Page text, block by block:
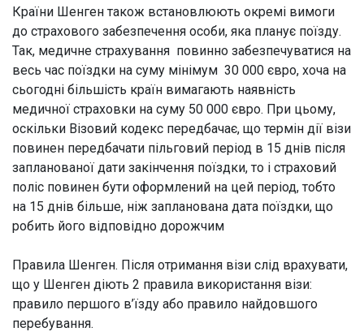
Країни Шенген також встановлюють окремі вимоги
до страхового забезпечення особи, яка планує поїзду.
Так, медичне страхування повинно забезпечуватися на
весь час поїздки на суму мінімум 30 000 євро, хоча на
сьогодні більшість країн вимагають наявність
медичної страховки на суму 50 000 євро. При цьому,
оскільки Візовий кодекс передбачає, що термін дії візи
повинен передбачати пільговий період в 15 днів після
запланованої дати закінчення поїздки, то і страховий
поліс повинен бути оформлений на цей період, тобто
на 15 днів більше, ніж запланована дата поїздки, що
робить його відповідно дорожчим
Правила Шенген. Після отримання візи слід врахувати,
що у Шенген діють 2 правила використання візи:
правило першого в’їзду або правило найдовшого
перебування.